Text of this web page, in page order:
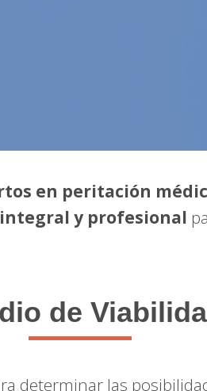
en peritación
integral y profesional
de
determinar las